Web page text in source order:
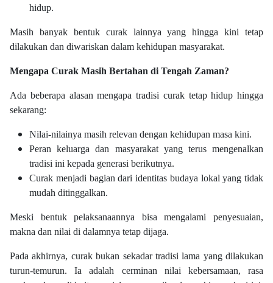
hidup.
Masih banyak bentuk curak lainnya yang hingga kini tetap
dilakukan dan diwariskan dalam kehidupan masyarakat.
Mengapa Curak Masih Bertahan di Tengah Zaman?
Ada beberapa alasan mengapa tradisi curak tetap hidup hingga
sekarang:
Nilai-nilainya masih relevan dengan kehidupan masa kini.
Peran keluarga dan masyarakat yang terus mengenalkan
tradisi ini kepada generasi berikutnya.
Curak menjadi bagian dari identitas budaya lokal yang tidak
mudah ditinggalkan.
Meski bentuk pelaksanaannya bisa mengalami penyesuaian,
makna dan nilai di dalamnya tetap dijaga.
Pada akhirnya, curak bukan sekadar tradisi lama yang dilakukan
turun-temurun. Ia adalah cerminan nilai kebersamaan, rasa